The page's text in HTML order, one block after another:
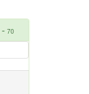
- 70